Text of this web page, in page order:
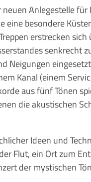
Anlegestelle für
eine besondere
erstrecken
senkrecht
Neigungen
Kanal (einem
aus fünf Tönen
die akustischen
Ideen und
Flut, ein Ort zum
der mystischen